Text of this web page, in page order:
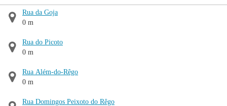
Rua da Goja
0 m
Rua do Picoto
0 m
Rua Além-do-Rêgo
0 m
Rua Domingos Peixoto do Rêgo